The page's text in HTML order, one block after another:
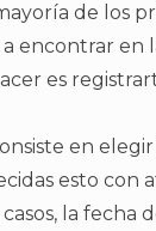
de los
encontrar en
es
en
esto con
la fecha